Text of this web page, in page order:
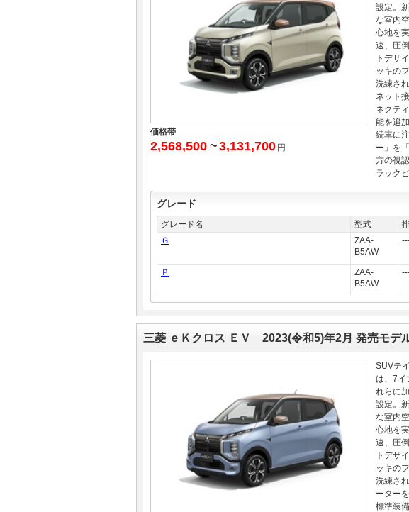
価格帯
2,568,500 ~3,131,700 円
設定。
な室内
心地を
速、圧
トデザ
ッキの
洗練さ
ネット
ネクテ
能を追
続車に
ー」を
方の視
ラック
グレード
グレード名 型式
Ｇ
ZAA-
B5AW
Ｐ
ZAA-
B5AW
三菱 ｅＫクロス ＥＶ 2023(令和5)年2月 発売モデ
SUVテ
は、7イ
れらに
設定。
な室内
心地を
速、圧
トデザ
ッキの
洗練さ
ーター
標準装